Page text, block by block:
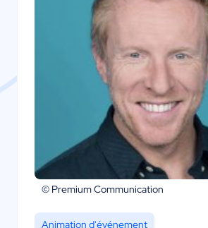
© Premium Communication
Animation d'événement